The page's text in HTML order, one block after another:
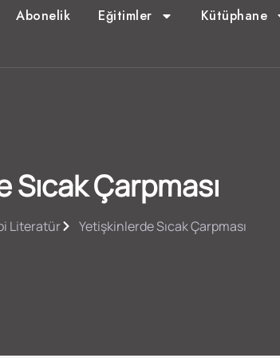
Abonelik Eğitimler Kütüphane
Çarpması
Literatür Yetişkinlerde Sıcak Çarpması